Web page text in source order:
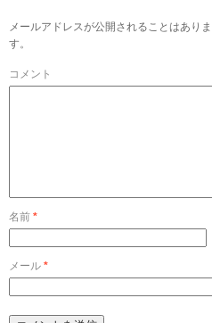
メールアドレスが公開されることはあり
す。
コメント
名前 *
メール *